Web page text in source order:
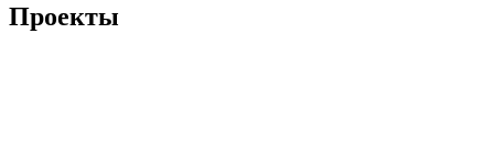
Проекты